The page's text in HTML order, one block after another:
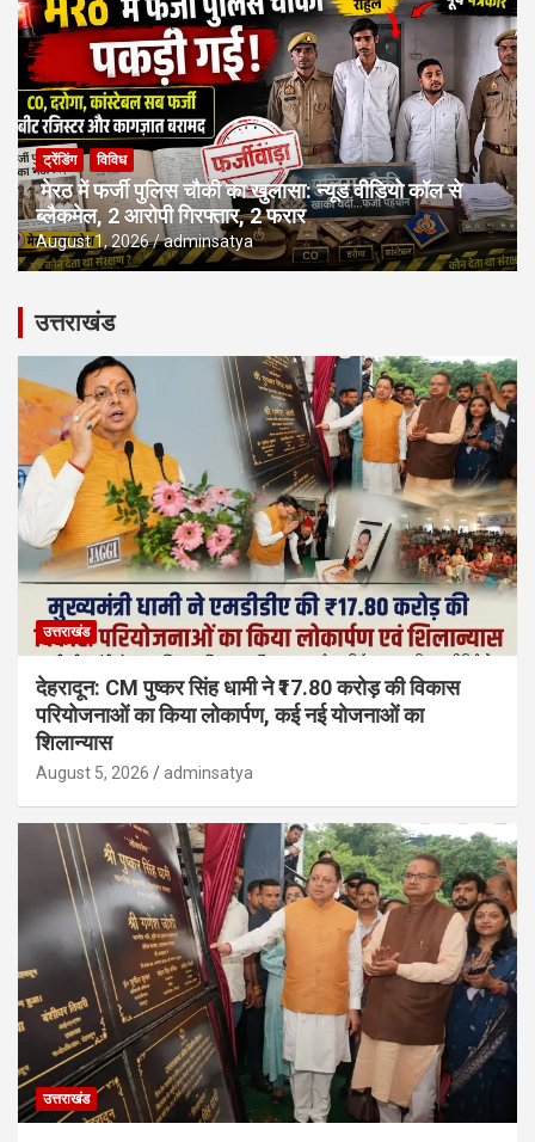
ट्रेंडिंग विविध
मेरठ में फर्जी पुलिस चौकी का खुलासा: न्यूड वीडियो कॉल से
ब्लैकमेल, 2 आरोपी गिरफ्तार, 2 फरार
August 1, 2026 adminsatya
उत्तराखंड
उत्तराखंड
देहरादून: CM पुष्कर सिंह धामी ने ₹17.80 करोड़ की विकास
परियोजनाओं का किया लोकार्पण, कई नई योजनाओं का
शिलान्यास
August 5, 2026 adminsatya
उत्तराखंड